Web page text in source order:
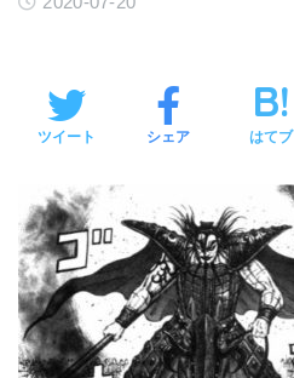
ツイート シェア はてブ